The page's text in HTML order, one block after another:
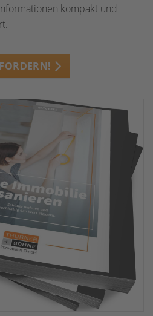
kompakt und